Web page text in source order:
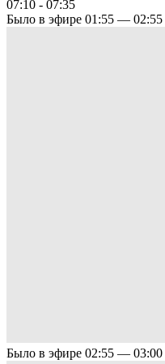
07:10 - 07:35
Было в эфире 01:55 — 02:55
Было в эфире 02:55 — 03:00